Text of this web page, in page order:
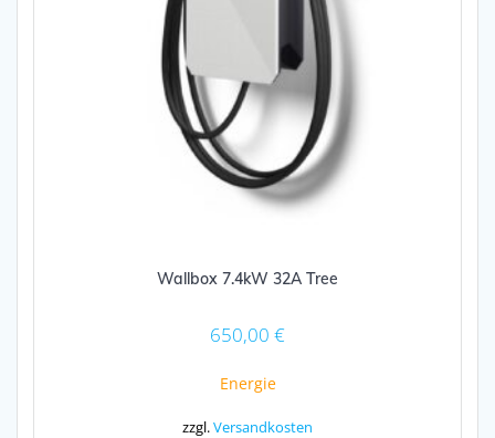
Wallbox 7.4kW 32A Tree
650,00 €
Energie
zzgl.Versandkosten